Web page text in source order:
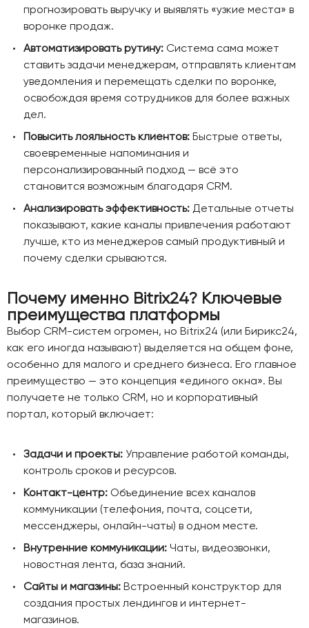
прогнозировать выручку и выявлять «узкие места» в
воронке продаж.
Автоматизировать рутину: Система сама может
ставить задачи менеджерам, отправлять клиентам
уведомления и перемещать сделки по воронке,
освобождая время сотрудников для более важных
дел.
Повысить лояльность клиентов: Быстрые ответы,
своевременные напоминания и
персонализированный подход — всё это
становится возможным благодаря CRM.
Анализировать эффективность: Детальные отчеты
показывают, какие каналы привлечения работают
лучше, кто из менеджеров самый продуктивный и
почему сделки срываются.
Почему именно Bitrix24? Ключевые
преимущества платформы
Выбор CRM-систем огромен, но Bitrix24 (или Бирикс24,
как его иногда называют) выделяется на общем фоне,
особенно для малого и среднего бизнеса. Его главное
преимущество — это концепция «единого окна». Вы
получаете не только CRM, но и корпоративный
портал, который включает:
Задачи и проекты: Управление работой команды,
контроль сроков и ресурсов.
Контакт-центр: Объединение всех каналов
коммуникации (телефония, почта, соцсети,
мессенджеры, онлайн-чаты) в одном месте.
Внутренние коммуникации: Чаты, видеозвонки,
новостная лента, база знаний.
Сайты и магазины: Встроенный конструктор для
создания простых лендингов и интернет-
магазинов.